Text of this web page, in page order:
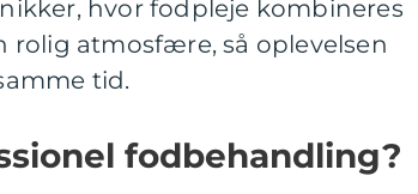
hvor fodpleje kombineres
rolig atmosfære, så oplevelsen
tid.
fodbehandling?